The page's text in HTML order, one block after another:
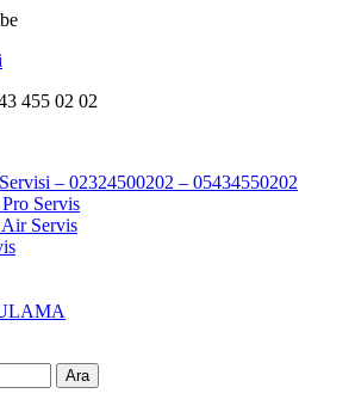
455 02 02
– 02324500202 – 05434550202
Servis
Servis